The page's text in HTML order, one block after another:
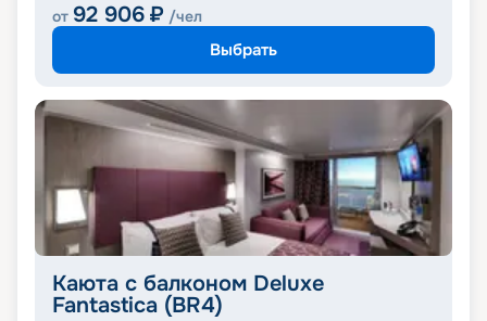
от 92 906 ₽ /чел
Выбрать
Каюта с балконом Deluxe
Fantastica (BR4)